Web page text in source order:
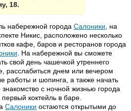
18.
набережной города Салоники , на
Никис, расположено несколько
кафе, баров и ресторанов города
. На набережной вы сможете
свой день чашечкой утреннего
расслабиться днем или вечером
работы и шопинга, а также начать
знакомство с ночной жизнью города
первый коктейль в баре.
Салоники остаются открытыми до